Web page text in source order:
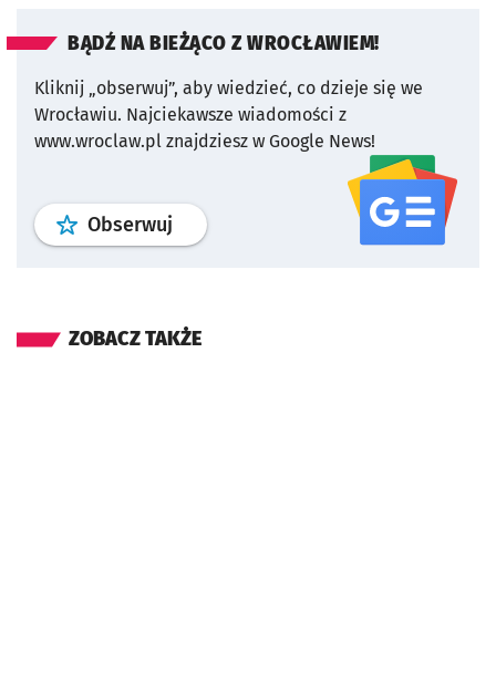
BĄDŹ NA BIEŻĄCO Z WROCŁAWIEM!
Kliknij „obserwuj”, aby wiedzieć, co dzieje się we
Wrocławiu. Najciekawsze wiadomości z
www.wroclaw.pl znajdziesz w Google News!
Obserwuj profil serwisu
ZOBACZ TAKŻE